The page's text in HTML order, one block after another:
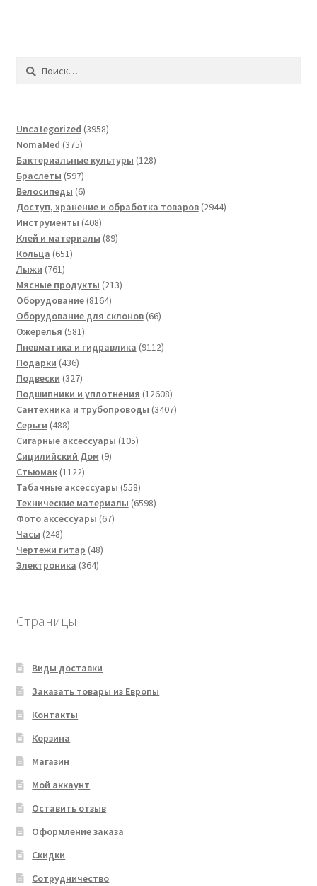
Найти:
Uncategorized 39583958
NomaMed 375375
товаров
Бактериальные культуры 128128
Браслеты 597597
товаров
Велосипеды 66
товаров
Доступ, хранение и обработка товаров 29442944
Инструменты 408408
товаров
Клей и материалы 8989
Кольца 651651
Лыжи 761761
товар
Мясные продукты 213213
Оборудование 81648164
товара
Оборудование для склонов 6666
Ожерелья 581581
товар
Пневматика и гидравлика 91129112
Подарки 436436
товаров
Подвески 327327
товаров
Подшипники и уплотнения 1260812608
товаров
Сантехника и трубопроводы 34073407
Серьги 488488
товаров
Сигарные аксессуары 105105
Сицилийский Дом 99
Стьюмак 11221122
товара
Табачные аксессуары 558558
товаров
Технические материалы 65986598
Фото аксессуары 6767
Часы 248248
товаров
Чертежи гитар 4848
Электроника 364364
Страницы
Виды доставки
Заказать товары из Европы
Контакты
Корзина
Магазин
Мой аккаунт
Оставить отзыв
Оформление заказа
Скидки
Сотрудничество